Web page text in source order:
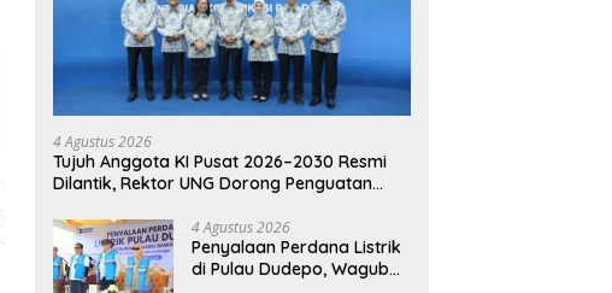
4 Agustus 2026
Tujuh Anggota KI Pusat 2026–2030 Resmi
Dilantik, Rektor UNG Dorong Penguatan
4 Agustus 2026
Penyalaan Perdana Listrik
di Pulau Dudepo, Wagub